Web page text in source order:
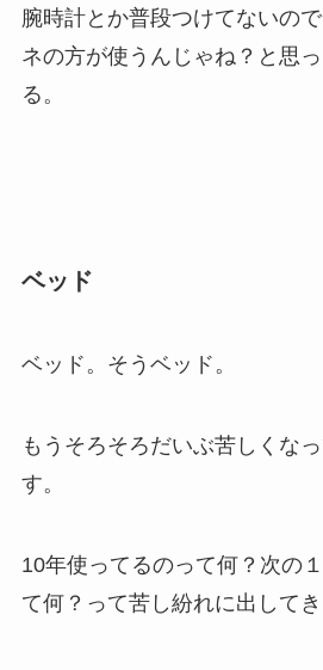
腕時計とか普段つけてないの
ネの方が使うんじゃね？と思
る。
ベッド
ベッド。そうベッド。
もうそろそろだいぶ苦しくな
す。
10年使ってるのって何？次の
て何？って苦し紛れに出してき